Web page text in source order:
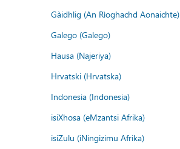
Gàidhlig (An Rìoghachd Aonaichte)
Galego (Galego)
Hausa (Najeriya)
Hrvatski (Hrvatska)
Indonesia (Indonesia)
isiXhosa (eMzantsi Afrika)
isiZulu (iNingizimu Afrika)